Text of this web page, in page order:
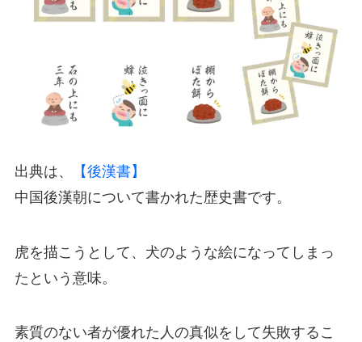
出典は、
【後漢書】
中国後漢朝について書かれた歴史書です。
虎を描こうとして、犬のような絵になってしまっ
たという意味。
素質のない者が優れた人の真似をして失敗するこ